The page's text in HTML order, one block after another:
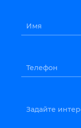
Имя
Телефон
Задайте